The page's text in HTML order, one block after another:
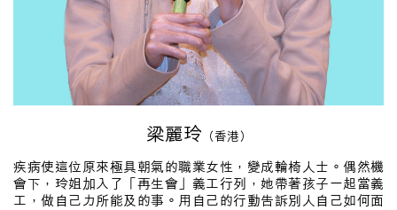
梁麗玲 （香港）
疾病使這位原來極具朝氣的職業女性，變成輪椅人士。偶然機
會下，玲姐加入了「再生會」義工行列，她帶著孩子一起當義
工，做自己力所能及的事。用自己的行動告訴別人自己如何面